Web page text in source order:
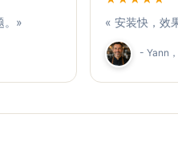
。»
« 安装快，效
- Yann